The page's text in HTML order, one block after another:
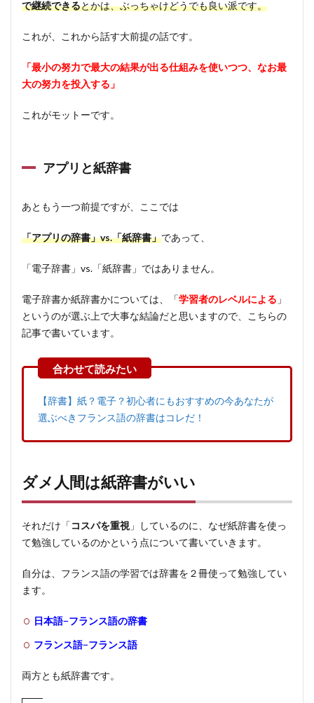
で継続できるとかは、ぶっちゃけどうでも良い派です。
これが、これから話す大前提の話です。
「最小の努力で最大の結果が出る仕組みを使いつつ、なお最
大の努力を投入する」
これがモットーです。
アプリと紙辞書
あともう一つ前提ですが、ここでは
「アプリの辞書」vs.「紙辞書」であって、
「電子辞書」vs.「紙辞書」ではありません。
電子辞書か紙辞書かについては、「学習者のレベルによる 」
というのが選ぶ上で大事な結論だと思いますので、こちらの
記事で書いています。
【辞書】紙？電子？初心者にもおすすめの今あなたが
選ぶべきフランス語の辞書はコレだ！
ダメ人間は紙辞書がいい
それだけ「コスパを重視 」しているのに、なぜ紙辞書を使っ
て勉強しているのかという点について書いていきます。
自分は、フランス語の学習では辞書を２冊使って勉強してい
ます。
日本語−フランス語の辞書
フランス語−フランス語
両方とも紙辞書です。